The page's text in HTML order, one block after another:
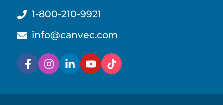
1-800-210-9921
info@canvec.com